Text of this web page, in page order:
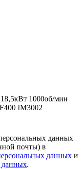
1000об/мин
IM3002
данных
почты) в
данных и
данных.